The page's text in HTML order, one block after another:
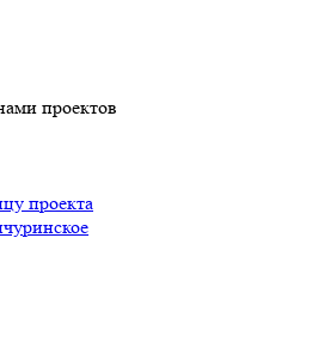
проектов
проекта